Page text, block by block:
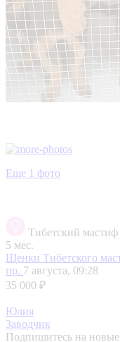
Еще 1 фото
Тибетский мастиф
5 мес.
Щенки Тибетского
пр. 7 августа, 09:28
35 000 ₽
Юлия
Заводчик
Подпишитесь на новые